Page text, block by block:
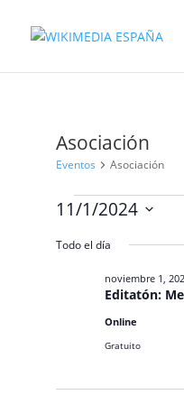
Asociación
Eventos Asociación
Eventos
noviembre
2024
11/1/2024
la
Todo el día
Editatón:
noviembre 1,
Online
Gratuito